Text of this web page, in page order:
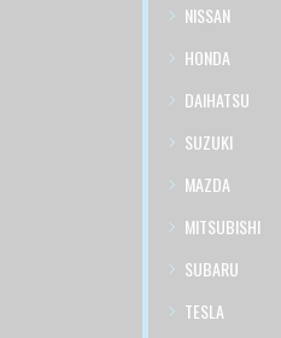
NISSAN
HONDA
DAIHATSU
SUZUKI
MAZDA
MITSUBISHI
SUBARU
TESLA